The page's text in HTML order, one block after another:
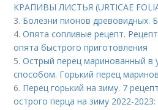
КРАПИВЫ ЛИСТЬЯ (URTICAE
3. Болезни пионов древовидных.
4.Опята сопливые рецепт.
опята быстрого приготовления
5.Острый перец маринованный в
способом. Горький перец
6. Перец горький на зиму. 7
острого перца на зиму 2022-